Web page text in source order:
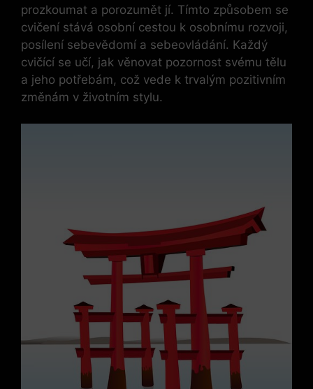
prozkoumat a porozumět jí. Tímto způsobem se
cvičení stává‍ osobní cestou k osobnímu rozvoji,
posílení sebevědomí a sebeovládání.‍ Každý
cvičící se učí, jak‌ věnovat pozornost svému tělu
a jeho potřebám, což vede k trvalým pozitivním
změnám v životním stylu.